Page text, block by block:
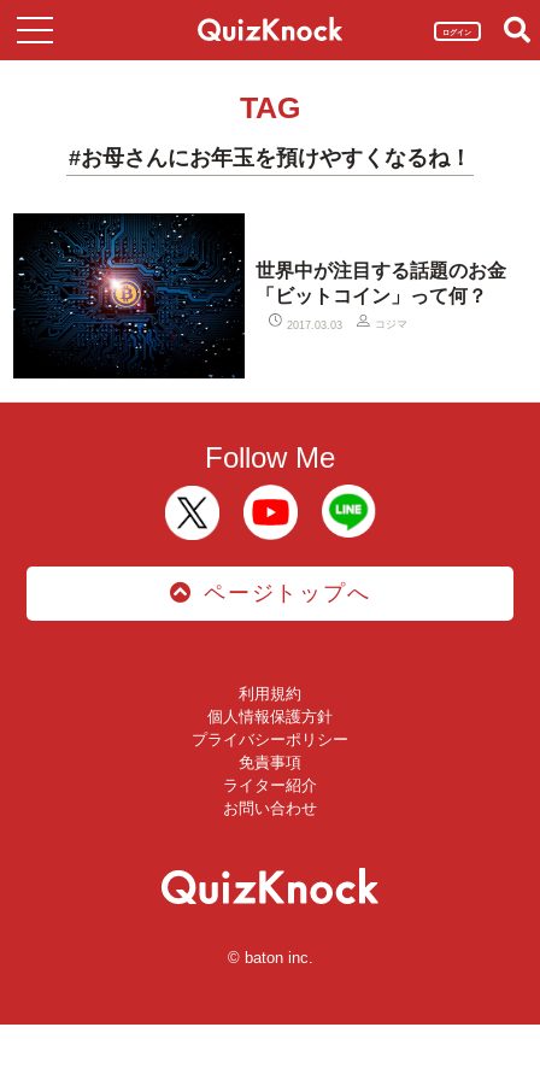
ログイン
TAG
#お母さんにお年玉を預けやすくなるね！
世界中が注目する話題のお金
「ビットコイン」って何？
2017.03.03 コジマ
Follow Me
ページトップへ
利用規約
個人情報保護方針
プライバシーポリシー
免責事項
ライター紹介
お問い合わせ
© baton inc.